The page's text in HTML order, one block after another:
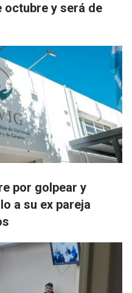
y será de
por golpear y
a su ex pareja